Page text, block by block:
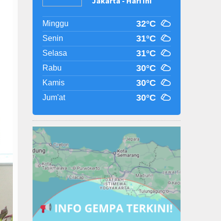
Minggu 32°C
Senin 31°C
Selasa 31°C
Rabu 30°C
Kamis 30°C
Jum'at 30°C